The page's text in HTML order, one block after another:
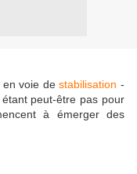
en voie destabilisation -
peut-être pas pour
à émerger des